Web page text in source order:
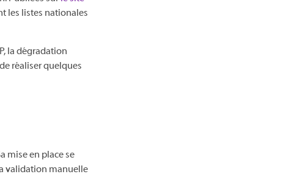
les listes nationales
la dégradation
réaliser quelques
mise en place se
validation manuelle